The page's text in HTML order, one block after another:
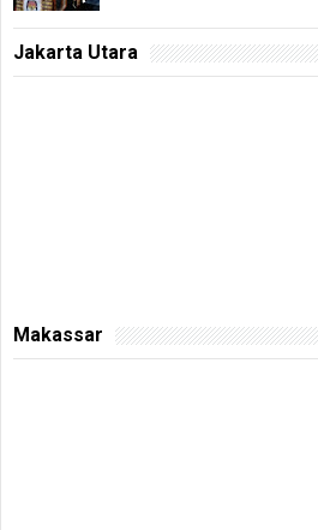
Jakarta Utara
Makassar